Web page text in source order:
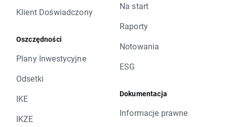
Klient Doświadczony
Oszczędności
Plany Inwestycyjne
Odsetki
IKE
IKZE
Na start
Raporty
Notowania
ESG
Dokumentacja
Informacje prawne